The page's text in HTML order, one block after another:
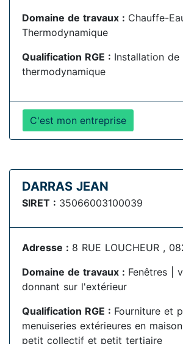
Domaine de travaux : Chauffe-
Thermodynamique
Qualification RGE : Installation de
thermodynamique
C'est mon entreprise
DARRAS JEAN
SIRET : 35066003100039
Adresse : 8 RUE LOUCHEUR ,
Domaine de travaux : Fenêtres |
donnant sur l'extérieur
Qualification RGE : Fourniture et
menuiseries extérieures en
petit collectif et petit tertiaire